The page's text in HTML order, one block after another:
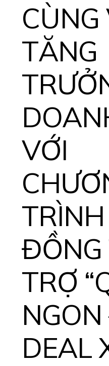
CÙNG
TĂNG
VỚI
TRÌNH
ĐỒNG
TRỢ
NGON
DEAL